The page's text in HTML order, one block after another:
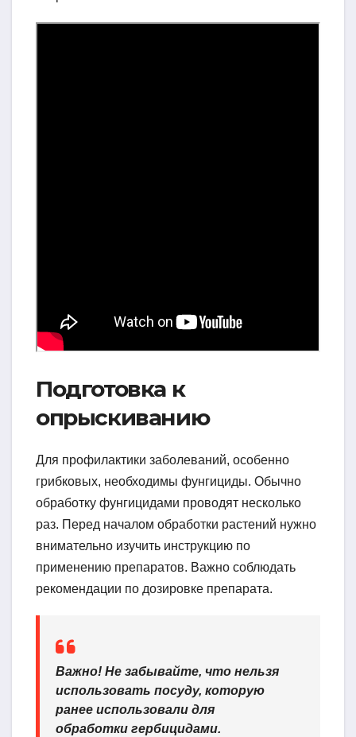
Подготовка к
опрыскиванию
Для профилактики заболеваний, особенно
грибковых, необходимы фунгициды. Обычно
обработку фунгицидами проводят несколько
раз. Перед началом обработки растений нужно
внимательно изучить инструкцию по
применению препаратов. Важно соблюдать
рекомендации по дозировке препарата.
Важно! Не забывайте, что нельзя
использовать посуду, которую
ранее использовали для
обработки гербицидами.